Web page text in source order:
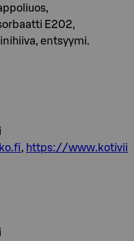
E202,
entsyymi.
, https://www.kotivii